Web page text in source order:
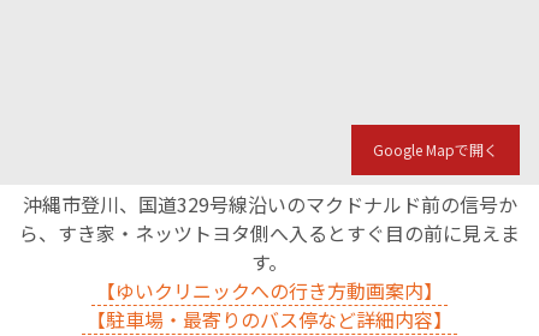
Google Mapで開く
沖縄市登川、国道329号線沿いのマクドナルド前の信号か
ら、すき家・ネッツトヨタ側へ入るとすぐ目の前に見えま
す。
【ゆいクリニックへの行き方動画案内】
【駐車場・最寄りのバス停など詳細内容】